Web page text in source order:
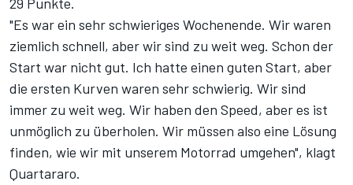
"Es war ein sehr schwieriges Wochenende. Wir waren
ziemlich schnell, aber wir sind zu weit weg. Schon der
Start war nicht gut. Ich hatte einen guten Start, aber
die ersten Kurven waren sehr schwierig. Wir sind
immer zu weit weg. Wir haben den Speed, aber es ist
unmöglich zu überholen. Wir müssen also eine Lösung
finden, wie wir mit unserem Motorrad umgehen", klagt
Quartararo.